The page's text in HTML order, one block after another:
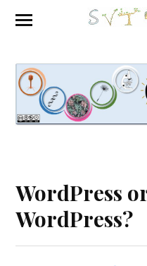
WordPress
WordPress?